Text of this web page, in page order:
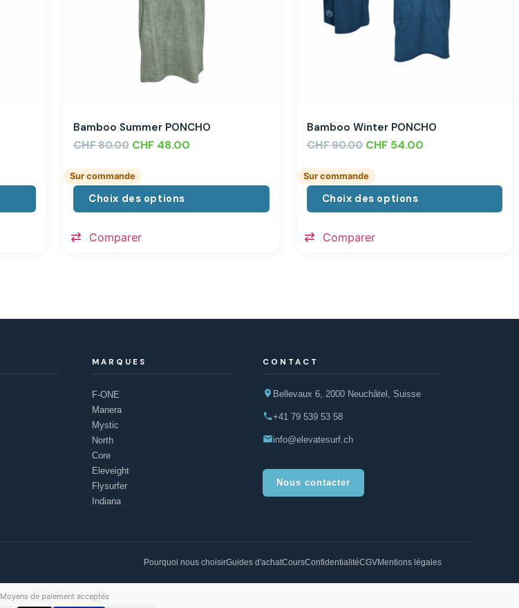
Bamboo Summer PONCHO
CHF80.00 CHF 48.00
Sur commande
Choix des options
Comparer
Bamboo Winter PONCHO
CHF90.00 CHF54.00
Sur commande
Choix des options
Comparer
MARQUES
F-ONE
Manera
Mystic
North
Core
Eleveight
Flysurfer
Indiana
CONTACT
Bellevaux 6, 2000 Neuchâtel, Suisse
+41 79 539 53 58
info@elevatesurf.ch
Nous contacter
Pourquoi nous choisirGuides d'achatCoursConfidentialitéCGVMentions légales
Moyens de paiement acceptés